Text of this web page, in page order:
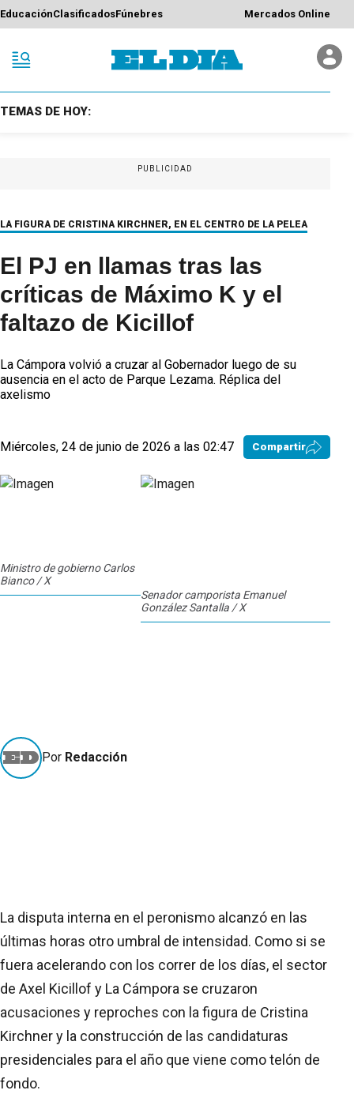
EducaciónClasificadosFúnebres Mercados Online
TEMAS DE HOY:
PUBLICIDAD
LA FIGURA DE CRISTINA KIRCHNER, EN EL CENTRO DE LA PELEA
El PJ en llamas tras las
críticas de Máximo K y el
faltazo de Kicillof
La Cámpora volvió a cruzar al Gobernador luego de su
ausencia en el acto de Parque Lezama. Réplica del
axelismo
Miércoles, 24 de junio de 2026 a las 02:47 Compartir
Ministro de gobierno Carlos
Bianco / X
Senador camporista Emanuel
González Santalla / X
Por Redacción
La disputa interna en el peronismo alcanzó en las
últimas horas otro umbral de intensidad. Como si se
fuera acelerando con los correr de los días, el sector
de Axel Kicillof y La Cámpora se cruzaron
acusaciones y reproches con la figura de Cristina
Kirchner y la construcción de las candidaturas
presidenciales para el año que viene como telón de
fondo.